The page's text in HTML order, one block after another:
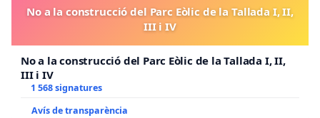
No a la construcció del Parc Eòlic de la Tallada I, II,
III i IV
No a la construcció del Parc Eòlic de la Tallada I, II,
III i IV
1 568 signatures
Avís de transparència